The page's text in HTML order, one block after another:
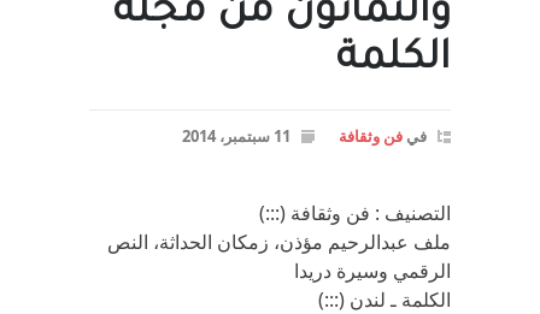
والثمانون من مجلة
الكلمة
في فن وثقافة 11 سبتمبر، 2014
التصنيف : فن وثقافة (:::)
ملف عبدالرحيم مؤذن، زمكان الحداثة، النص
الرقمي وسيرة دريدا
الكلمة ـ لندن (:::)